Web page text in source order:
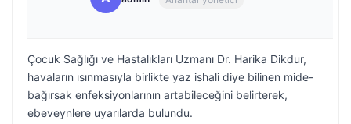
Çocuk Sağlığı ve Hastalıkları Uzmanı Dr. Harika Dikdur,
havaların ısınmasıyla birlikte yaz ishali diye bilinen mide-
bağırsak enfeksiyonlarının artabileceğini belirterek,
ebeveynlere uyarılarda bulundu.